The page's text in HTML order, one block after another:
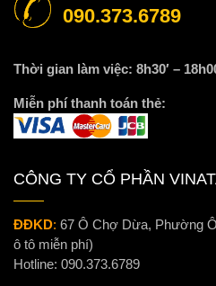
090.373.6789
Thời gian làm việc: 8h30′ –
Miễn phí thanh toán thẻ:
CÔNG TY CỔ PHẦN
ĐĐKD: 67 Ô Chợ Dừa, Phường
ô tô miễn phí)
Hotline: 090.373.6789